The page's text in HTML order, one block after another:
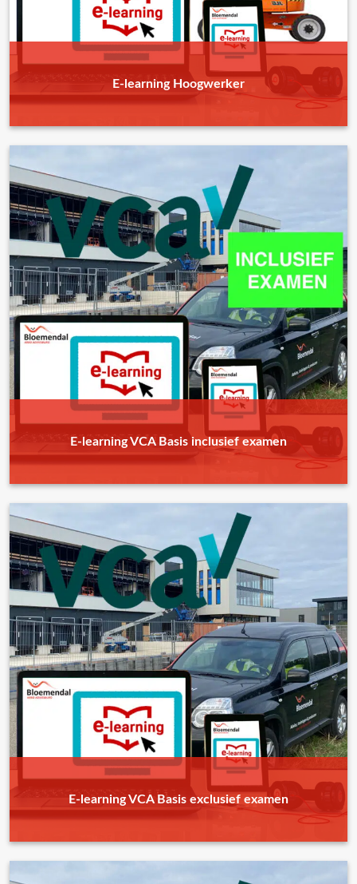
E-learning Hoogwerker
E-learning VCA Basis inclusief examen
E-learning VCA Basis exclusief examen